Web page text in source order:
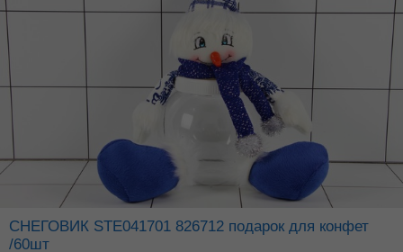
СНЕГОВИК STE041701 826712 подарок для конфет
/60шт